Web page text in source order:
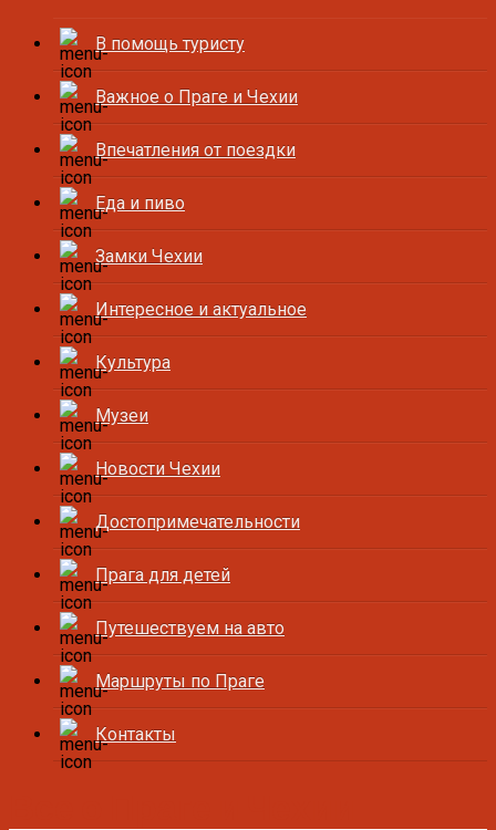
В помощь туристу
Важное о Праге и Чехии
Впечатления от поездки
Еда и пиво
Замки Чехии
Интересное и актуальное
Культура
Музеи
Новости Чехии
Достопримечательности
Прага для детей
Путешествуем на авто
Маршруты по Праге
Контакты